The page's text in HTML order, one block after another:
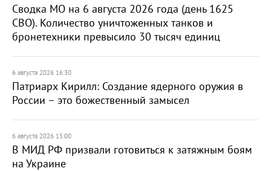
Сводка МО на 6 августа 2026 года (день 1625
СВО). Количество уничтоженных танков и
бронетехники превысило 30 тысяч единиц
6 августа 2026 16:30
Патриарх Кирилл: Создание ядерного оружия в
России – это божественный замысел
6 августа 2026 15:00
В МИД РФ призвали готовиться к затяжным боям
на Украине